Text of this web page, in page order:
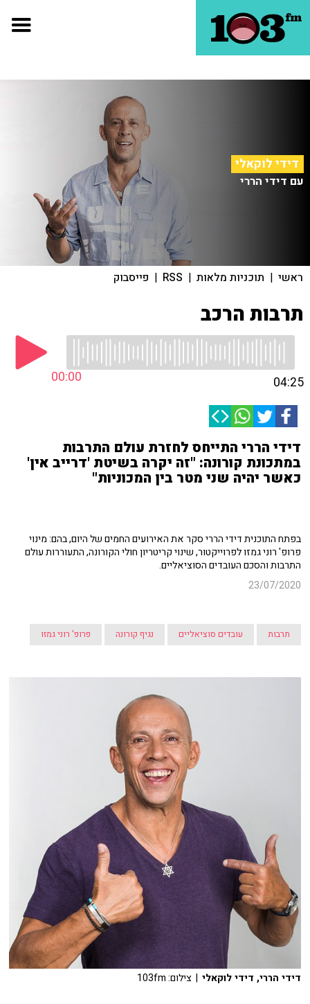
דידי לוקאלי
עם דידי הררי
ראשי | תוכניות מלאות |
RSS
| פייסבוק
תרבות הרכב
00:00 04:25
דידי הררי התייחס לחזרת עולם התרבות
במתכונת קורונה: "זה יקרה בשיטת 'דרייב אין'
כאשר יהיה שני מטר בין המכוניות"
בפתח התוכנית דידי הררי סקר את האירועים החמים של היום, בהם: מינוי
פרופ' רוני גמזו לפרוייקטור, שינוי קריטריון חולי הקורונה, התעוררות עולם
התרבות והסכם העובדים הסוציאליים.
23/07/2020
תרבות עובדים סוציאליים נגיף קורונה פרופ' רוני גמזו
דידי הררי, דידי לוקאלי | צילום: 103fm